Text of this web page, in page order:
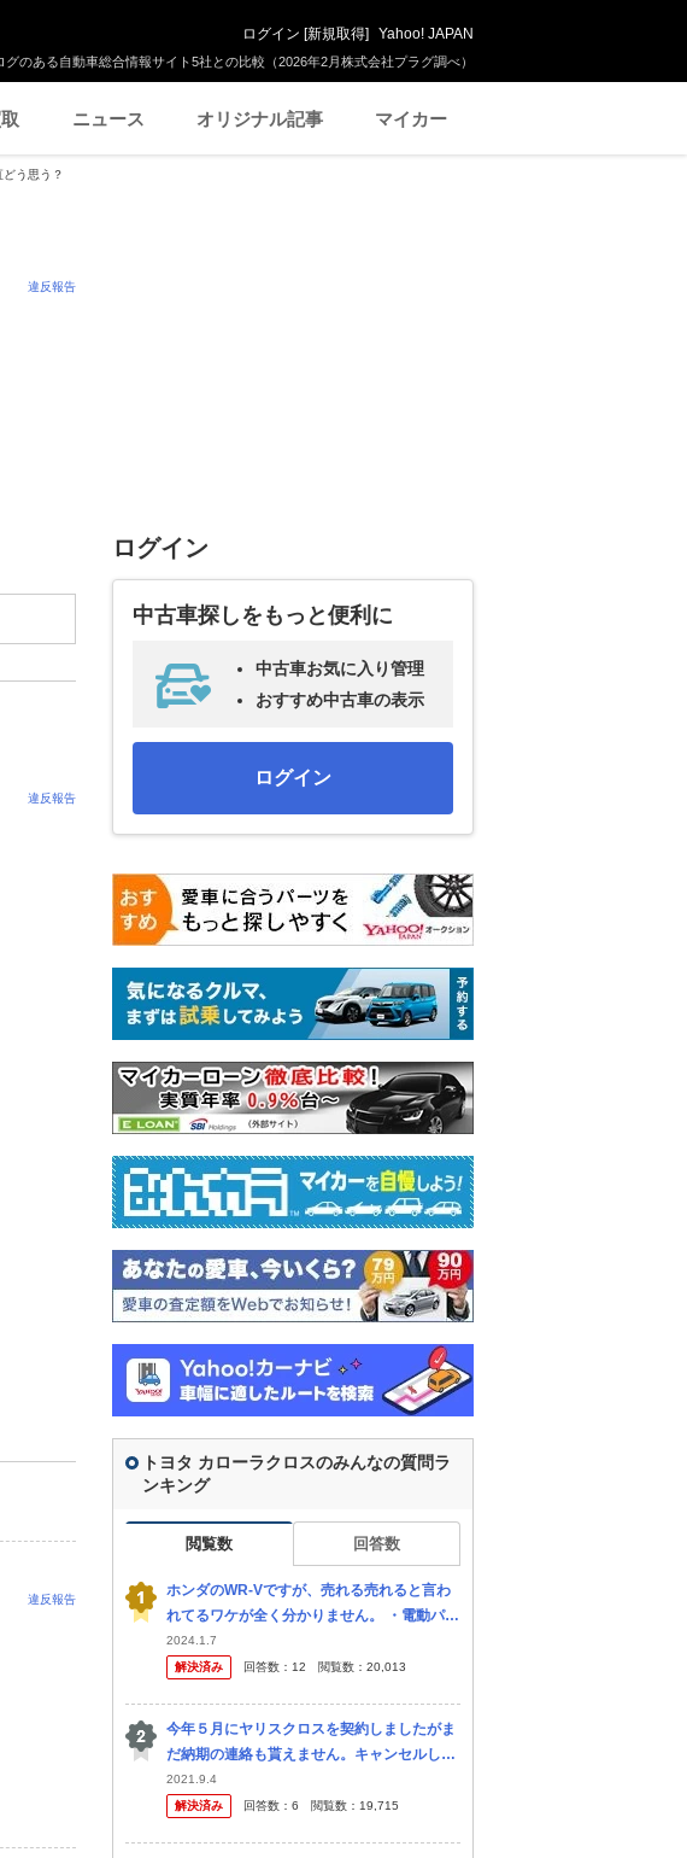
のある自動車総合情報サイト5社との比較（2026年2月株式会社プラグ調べ）
ログイン [新規取得] Yahoo! JAPAN
ニュース オリジナル記事 マイカー
う思う？
違反報告
違反報告
違反報告
ログイン
中古車探しをもっと便利に
中古車お気に入り管理
おすすめ中古車の表示
ログイン
トヨタ カローラクロスのみんなの質問ラ
ンキング
閲覧数 回答数
ホンダのWR-Vですが、売れる売れると言わ
れてるワケが全く分かりません。 ・電動パー
キングブレーキ＆ブレーキホールド ・全車速
対応ACC ・ブラインドスポットモニター 最
2024.1.7
解決済み
回答数： 12 閲覧数： 20,013
今年５月にヤリスクロスを契約しましたがま
だ納期の連絡も貰えません。キャンセルして
カローラクロスを購入できるでしょうか？
2021.9.4
解決済み
回答数： 6 閲覧数： 19,715